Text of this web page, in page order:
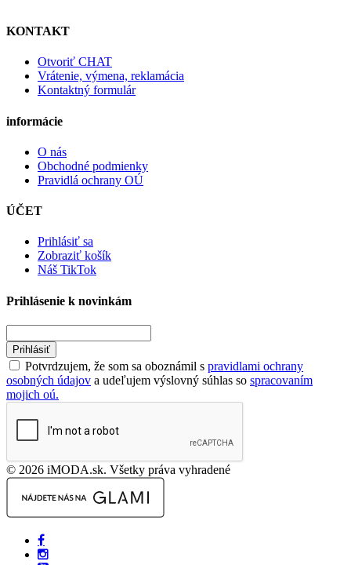
KONTAKT
Otvoriť CHAT
Vrátenie, výmena, reklamácia
Kontaktný formulár
informácie
O nás
Obchodné podmienky
Pravidlá ochrany OÚ
ÚČET
Prihlásiť sa
Zobraziť košík
Náš TikTok
Prihlásenie k novinkám
Prihlásiť
Potvrdzujem, že som sa oboznámil s pravidlami ochrany
osobných údajov a udeľujem výslovný súhlas so spracovaním
mojich oú.
© 2026 iMODA.sk. Všetky práva vyhradené